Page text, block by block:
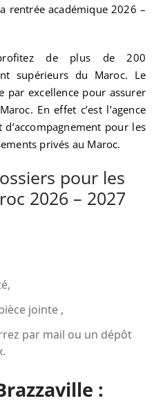
rentrée académique 2026 –
de plus de 200
supérieurs du Maroc. Le
par excellence pour assurer
En effet c’est l’agence
pour les
privés au Maroc.
pour les
2026 – 2027
jointe ,
par mail ou un dépôt
: